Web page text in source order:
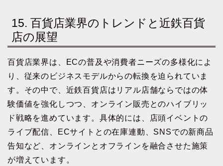
15. 百貨店業界のトレンドと近鉄百貨
店の展望
百貨店業界は、ECの普及や消費者ニーズの多様化によ
り、従来のビジネスモデルからの転換を迫られていま
す。その中で、近鉄百貨店はリアル店舗ならではの体
験価値を強化しつつ、オンライン販売とのハイブリッ
ド戦略を進めています。具体的には、店頭イベントの
ライブ配信、ECサイトとの在庫連動、SNSでの新商品
告知など、オンラインとオフラインを融合させた施策
が増えています。